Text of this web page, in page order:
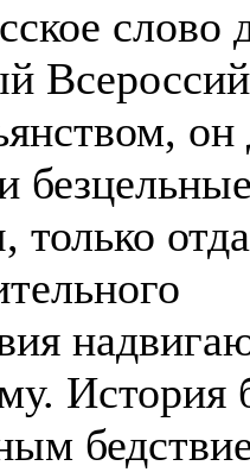
слово
только
История